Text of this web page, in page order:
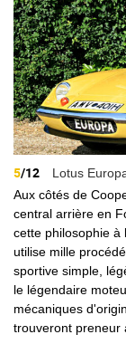
5/12
Lotus
Aux côtés de
central arrière en
cette philosophie à
utilise mille
sportive simple,
le légendaire
mécaniques
trouveront preneur